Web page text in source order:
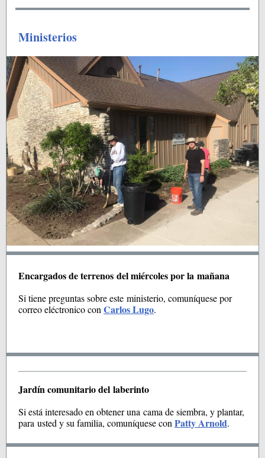
Ministerios
Encargados de terrenos del miércoles por la mañana
Si tiene preguntas sobre este ministerio, comuníquese por
correo eléctronico con Carlos Lugo.
Jardín comunitario del laberinto
Si está interesado en obtener una cama de siembra, y plantar,
para usted y su familia, comuníquese con Patty Arnold.